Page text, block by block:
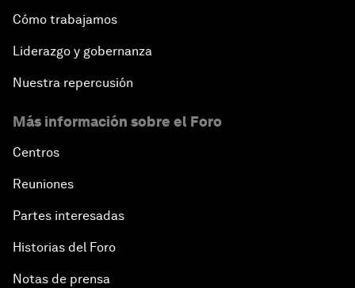
Cómo trabajamos
Liderazgo y gobernanza
Nuestra repercusión
Más información sobre el Foro
Centros
Reuniones
Partes interesadas
Historias del Foro
Notas de prensa